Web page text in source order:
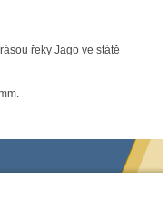
řeky Jago ve státě